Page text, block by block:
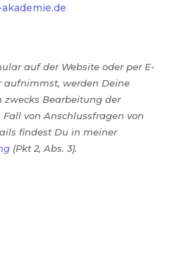
auf der Website oder per E-
werden Deine
zwecks Bearbeitung der
von Anschlussfragen von
findest Du in meiner
(Pkt 2, Abs. 3).